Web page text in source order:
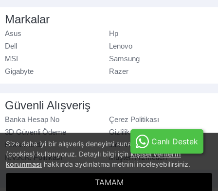
Size daha iyi bir alışveriş deneyimi sunabilmek için, çerezler
(cookies) kullanıyoruz. Detaylı bilgi için kişisel verilerin
korunması hakkında aydınlatma metnini inceleyebilirsiniz.
TAMAM
Markalar
Asus
Hp
Dell
Lenovo
MSI
Samsung
Gigabyte
Razer
Güvenli Alışveriş
Banka Hesap No
Çerez Politikası
3D Güvenli Ödeme
Gizlilik Politikası
Hakkımızda
İade ve Değişim
K.V.K.K. Politikası
Müşteri Hizmetleri
© azaraks.com.tr - Tüm hakları saklıdır.
Canlı Destek